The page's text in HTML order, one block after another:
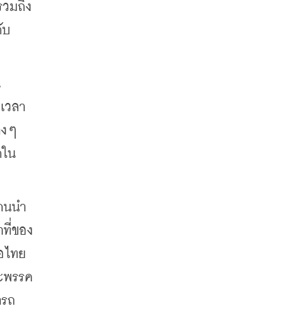
มถึง
บ
วลา
ๆ
น
นนำ
ที่ของ
ไทย
พรรค
ถ